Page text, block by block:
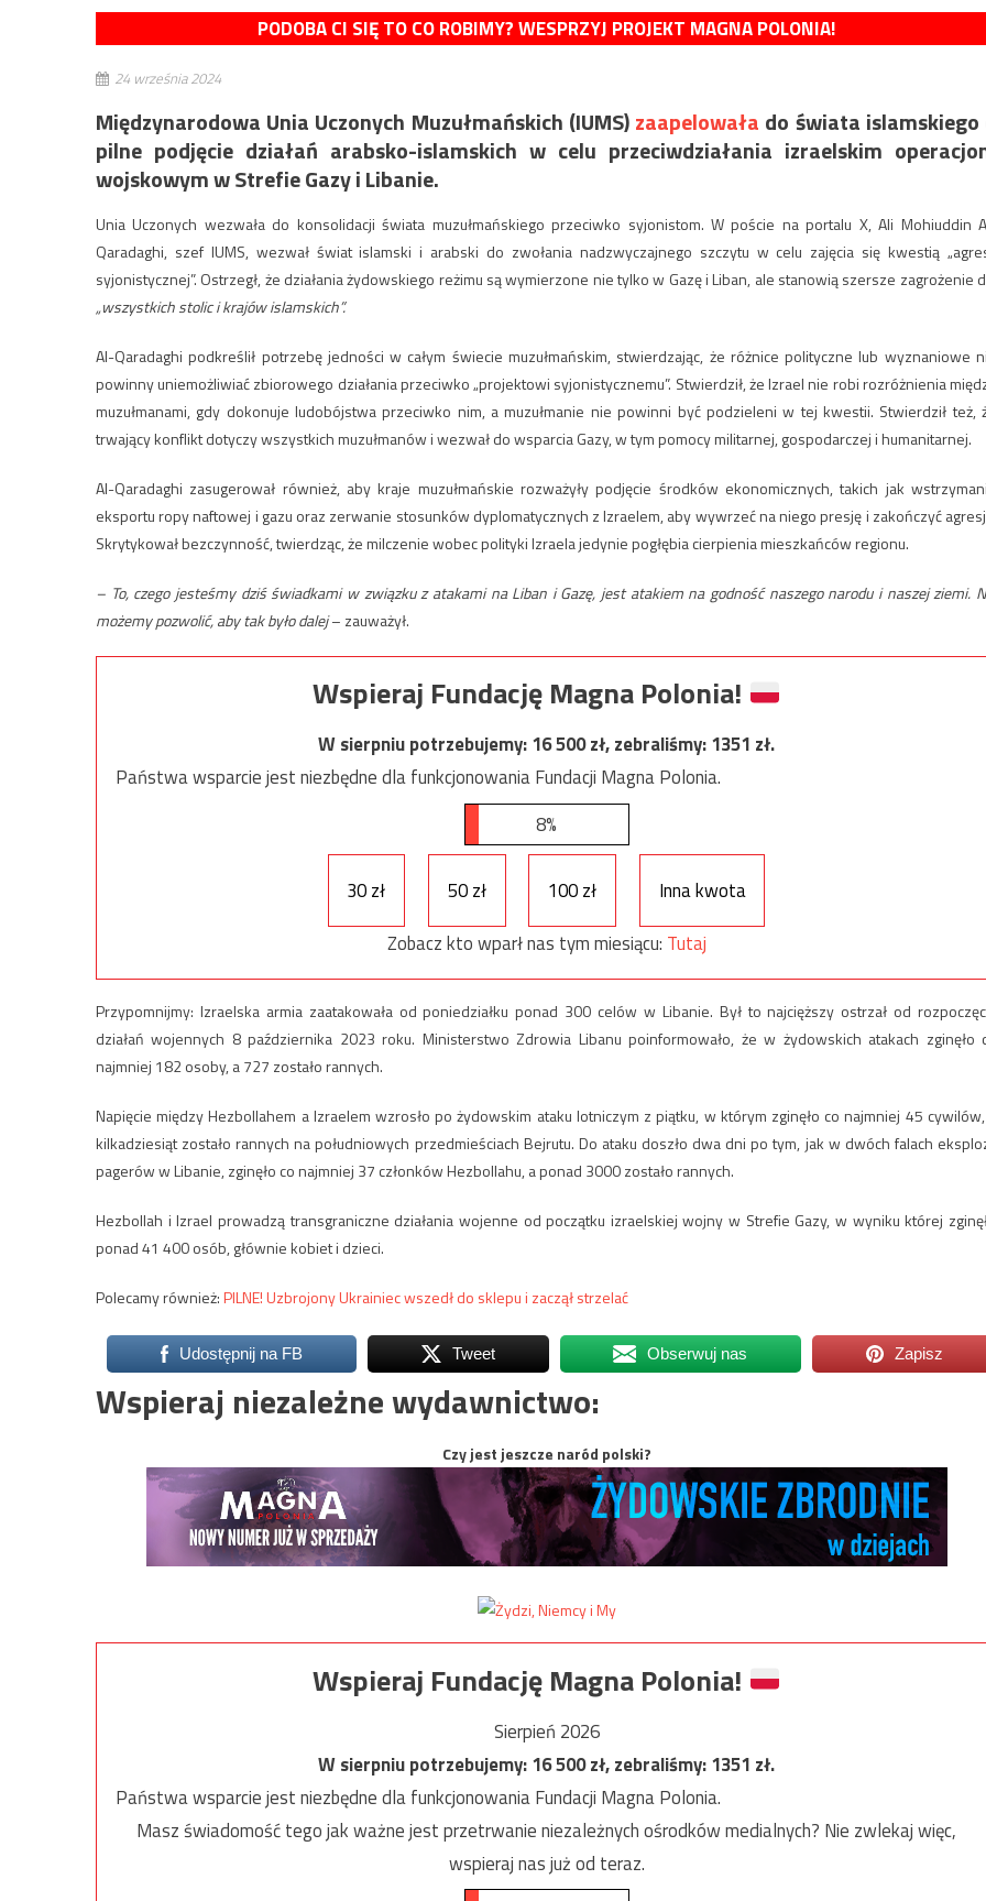
PODOBA CI SIĘ TO CO ROBIMY? WESPRZYJ PROJEKT MAGNA POLONIA!
24 września 2024
Międzynarodowa Unia Uczonych Muzułmańskich (IUMS)zaapelowała do świata islamskiego
pilne podjęcie działań arabsko-islamskich w celu przeciwdziałania izraelskim
wojskowym w Strefie Gazy i Libanie.
Unia Uczonych wezwała do konsolidacji świata muzułmańskiego przeciwko syjonistom. W poście na portalu X, Ali Mohiuddin
Qaradaghi, szef IUMS, wezwał świat islamski i arabski do zwołania nadzwyczajnego szczytu w celu zajęcia się kwestią
syjonistycznej”. Ostrzegł, że działania żydowskiego reżimu są wymierzone nie tylko w Gazę i Liban, ale stanowią szersze zagrożenie
„wszystkich stolic i krajów islamskich”.
Al-Qaradaghi podkreślił potrzebę jedności w całym świecie muzułmańskim, stwierdzając, że różnice polityczne lub wyznaniowe
powinny uniemożliwiać zbiorowego działania przeciwko „projektowi syjonistycznemu”. Stwierdził, że Izrael nie robi rozróżnienia
muzułmanami, gdy dokonuje ludobójstwa przeciwko nim, a muzułmanie nie powinni być podzieleni w tej kwestii. Stwierdził też,
trwający konflikt dotyczy wszystkich muzułmanów i wezwał do wsparcia Gazy, w tym pomocy militarnej, gospodarczej i humanitarnej.
Al-Qaradaghi zasugerował również, aby kraje muzułmańskie rozważyły ​​podjęcie środków ekonomicznych, takich jak
eksportu ropy naftowej i gazu oraz zerwanie stosunków dyplomatycznych z Izraelem, aby wywrzeć na niego presję i zakończyć
Skrytykował bezczynność, twierdząc, że milczenie wobec polityki Izraela jedynie pogłębia cierpienia mieszkańców regionu.
– To, czego jesteśmy dziś świadkami w związku z atakami na Liban i Gazę, jest atakiem na godność naszego narodu i naszej ziemi.
możemy pozwolić, aby tak było dalej– zauważył.
Wspieraj Fundację Magna Polonia!
W sierpniu potrzebujemy:16 500zł, zebraliśmy:1351 zł.
Państwa wsparcie jest niezbędne dla funkcjonowania Fundacji Magna Polonia.
8%
30 zł 50 zł 100 zł
Inna kwota
Zobacz kto wparł nas tym miesiącu: Tutaj
Przypomnijmy: Izraelska armia zaatakowała od poniedziałku ponad 300 celów w Libanie. Był to najcięższy ostrzał od
działań wojennych 8 października 2023 roku. Ministerstwo Zdrowia Libanu poinformowało, że w żydowskich atakach zginęło
najmniej 182 osoby, a 727 zostało rannych.
Napięcie między Hezbollahem a Izraelem wzrosło po żydowskim ataku lotniczym z piątku, w którym zginęło co najmniej 45
kilkadziesiąt zostało rannych na południowych przedmieściach Bejrutu. Do ataku doszło dwa dni po tym, jak w dwóch falach
pagerów w Libanie, zginęło co najmniej 37 członków Hezbollahu, a ponad 3000 zostało rannych.
Hezbollah i Izrael prowadzą transgraniczne działania wojenne od początku izraelskiej wojny w Strefie Gazy, w wyniku której
ponad 41 400 osób, głównie kobiet i dzieci.
Polecamy również:PILNE! Uzbrojony Ukrainiec wszedł do sklepu i zaczął strzelać
Udostępnij na FB Tweet Obserwuj nas Zapisz
Wspieraj niezależne wydawnictwo:
Czy jest jeszcze naród polski?
Wspieraj Fundację Magna Polonia!
Sierpień 2026
W sierpniu potrzebujemy:16 500zł, zebraliśmy:1351 zł.
Państwa wsparcie jest niezbędne dla funkcjonowania Fundacji Magna Polonia.
Masz świadomość tego jak ważne jest przetrwanie niezależnych ośrodków medialnych? Nie zwlekaj więc,
wspieraj nas już od teraz.